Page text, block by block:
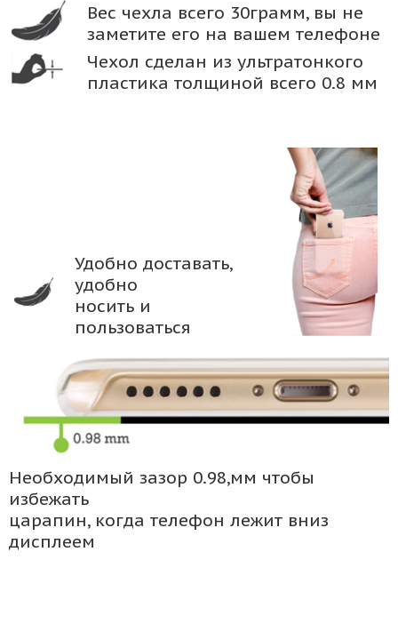
Вес чехла всего 30грамм, вы не
заметите его на вашем телефоне
Чехол сделан из ультратонкого
пластика толщиной всего 0.8 мм
Удобно доставать,
удобно
носить и
пользоваться
Необходимый зазор 0.98,мм чтобы
избежать
царапин, когда телефон лежит вниз
дисплеем